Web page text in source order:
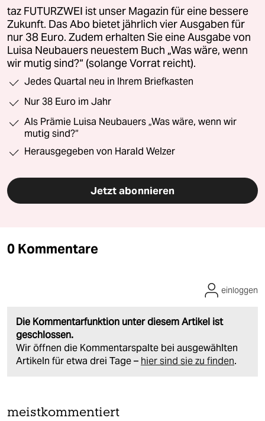
taz FUTURZWEI ist unser Magazin für eine bessere
Zukunft. Das Abo bietet jährlich vier Ausgaben für
nur 38 Euro. Zudem erhalten Sie eine Ausgabe von
Luisa Neubauers neuestem Buch „Was wäre, wenn
wir mutig sind?“ (solange Vorrat reicht).
Jedes Quartal neu in Ihrem Briefkasten
Nur 38 Euro im Jahr
Als Prämie Luisa Neubauers „Was wäre, wenn wir
mutig sind?“
Herausgegeben von Harald Welzer
Jetzt abonnieren
0 Kommentare
Die Kommentarfunktion unter diesem Artikel ist
geschlossen.
Wir öffnen die Kommentarspalte bei ausgewählten
Artikeln für etwa drei Tage – hier sind sie zu finden.
einloggen
meistkommentiert